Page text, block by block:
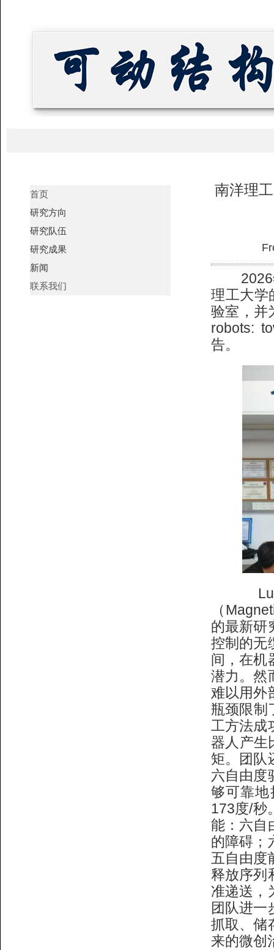
首页
研究方向
研究队伍
研究成果
新闻
联系我们
南洋理
2026年
理工大学
验室，并
robots:
告。
Lum
（
的最新研
控制的无
间，在机
潜力。然
难以用外
瓶颈限制
工方法成
器人产生
矩。团队
六自由度
够可靠地
173度/秒
能：六自
的障碍；
五自由度
释放序列
准递送，
团队进一
抓取、储
来的微创